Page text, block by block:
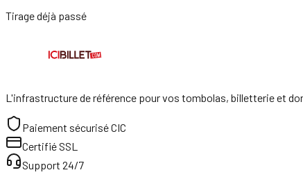
Tirage déjà passé
L'infrastructure de référence pour vos tombolas, billetterie et
Paiement sécurisé CIC
Certifié SSL
Support 24/7